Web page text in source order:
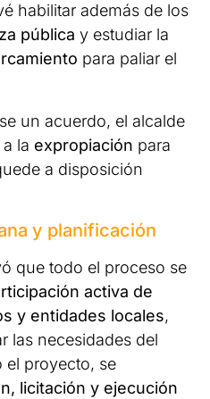
habilitar además de los
pública y estudiar la
para paliar el
un acuerdo, el alcalde
la expropiación para
a disposición
y planificación
que todo el proceso se
activa de
y entidades locales,
las necesidades del
el proyecto, se
licitación y ejecución